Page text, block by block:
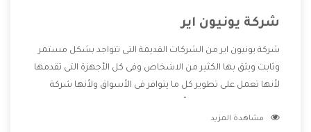
شركة يونيون اير
شركة يونيون اير من الشركات القديمة التى تتواجد بشكل مستمر
وثابت ويثق بها الكثير من الاشخاص وفى كل الأجهزة التى تقدمها
لأنها تعمل على تطوير كل ما يتوافر فى الأسواق ولأنها شركة
وتقدم للعملاء أقوى العروض والخصومات التى تسهل على
مشاهدة المزيد